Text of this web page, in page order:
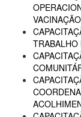
TRABALHO